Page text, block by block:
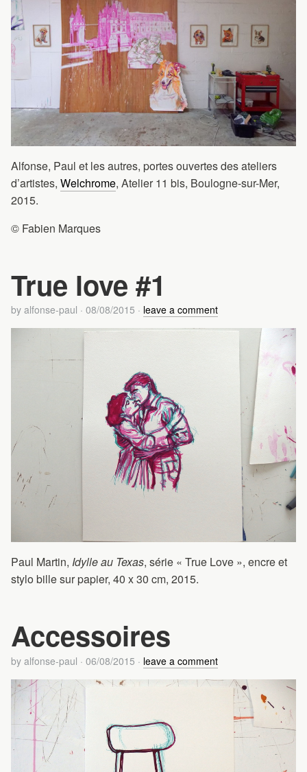
Alfonse, Paul et les autres, portes ouvertes des ateliers
d’artistes, Welchrome, Atelier 11 bis, Boulogne-sur-Mer,
2015.
© Fabien Marques
True love #1
by alfonse-paul · 08/08/2015 · leave a comment
Paul Martin, Idylle au Texas, série « True Love », encre et
stylo bille sur papier, 40 x 30 cm, 2015.
Accessoires
by alfonse-paul · 06/08/2015 · leave a comment